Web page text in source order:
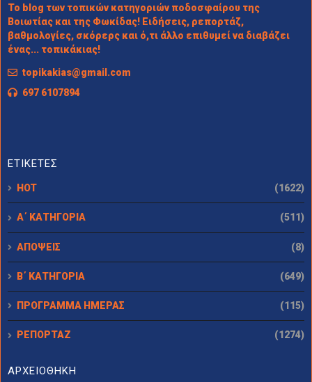
Το blog των τοπικών κατηγοριών ποδοσφαίρου της
Βοιωτίας και της Φωκίδας! Ειδήσεις, ρεπορτάζ,
βαθμολογίες, σκόρερς και ό,τι άλλο επιθυμεί να διαβάζει
ένας... τοπικάκιας!
topikakias@gmail.com
697 6107894
ΕΤΙΚΕΤΕΣ
HOT (1622)
Α΄ ΚΑΤΗΓΟΡΙΑ (511)
ΑΠΟΨΕΙΣ (8)
Β΄ ΚΑΤΗΓΟΡΙΑ (649)
ΠΡΟΓΡΑΜΜΑ ΗΜΕΡΑΣ (115)
ΡΕΠΟΡΤΑΖ (1274)
ΑΡΧΕΙΟΘΗΚΗ